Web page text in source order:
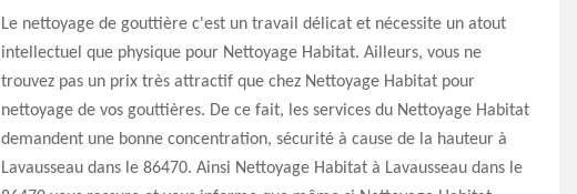
Le nettoyage de gouttière c'est un travail délicat et nécessite un atout
intellectuel que physique pour Nettoyage Habitat. Ailleurs, vous ne
trouvez pas un prix très attractif que chez Nettoyage Habitat pour
nettoyage de vos gouttières. De ce fait, les services du Nettoyage Habitat
demandent une bonne concentration, sécurité à cause de la hauteur à
Lavausseau dans le 86470. Ainsi Nettoyage Habitat à Lavausseau dans le